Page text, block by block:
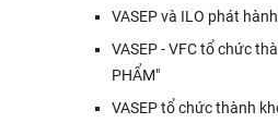
VASEP và ILO phát
VASEP - VFC tổ chức
PHẨM"
VASEP tổ chức thành